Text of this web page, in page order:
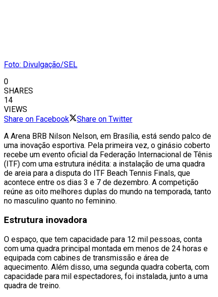
Foto: Divulgação/SEL
0
SHARES
14
VIEWS
Share on Facebook
Share on Twitter
A Arena BRB Nilson Nelson, em Brasília, está sendo palco de
uma inovação esportiva. Pela primeira vez, o ginásio coberto
recebe um evento oficial da Federação Internacional de Tênis
(ITF) com uma estrutura inédita: a instalação de uma quadra
de areia para a disputa do ITF Beach Tennis Finals, que
acontece entre os dias 3 e 7 de dezembro. A competição
reúne as oito melhores duplas do mundo na temporada, tanto
no masculino quanto no feminino.
Estrutura inovadora
O espaço, que tem capacidade para 12 mil pessoas, conta
com uma quadra principal montada em menos de 24 horas e
equipada com cabines de transmissão e área de
aquecimento. Além disso, uma segunda quadra coberta, com
capacidade para mil espectadores, foi instalada, junto a uma
quadra de treino.